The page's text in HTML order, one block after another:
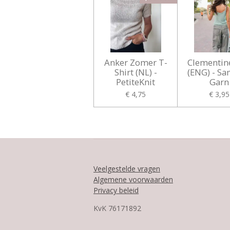
Anker Zomer T-
Shirt (NL) -
PetiteKnit
€ 4,75
(ENG) -
Garn
€ 3,95
Veelgestelde vragen
Algemene voorwaarden
Privacy beleid
KvK 76171892